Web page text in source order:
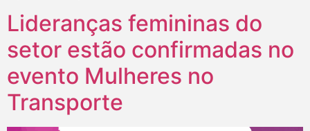
Lideranças femininas do
setor estão confirmadas no
evento Mulheres no
Transporte